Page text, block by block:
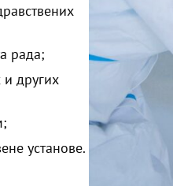
рада;
и других
установе.